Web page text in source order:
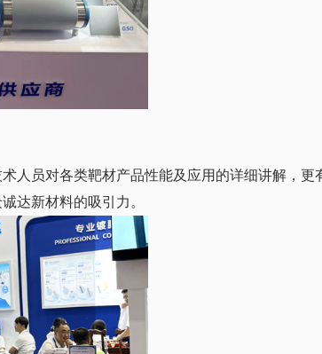
人员对各类靶材产品性能及应用的详细讲解，更
达新材料的吸引力。